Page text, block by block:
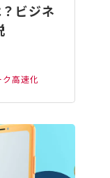
ビジネ
高速化